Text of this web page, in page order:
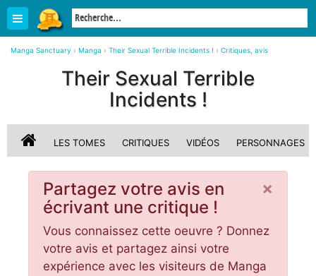
Manga Sanctuary › Manga › Their Sexual Terrible Incidents ! › Critiques, avis
Their Sexual Terrible
Incidents !
LES TOMES CRITIQUES VIDÉOS PERSONNAGES
×
Partagez votre avis en
écrivant une critique !
Vous connaissez cette oeuvre ? Donnez
votre avis et partagez ainsi votre
expérience avec les visiteurs de Manga